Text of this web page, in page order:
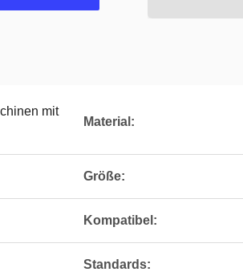
mit
Material:
Größe:
Kompatibel:
Standards: